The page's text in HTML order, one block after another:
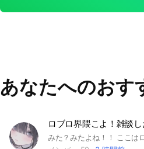
あなたへのおす